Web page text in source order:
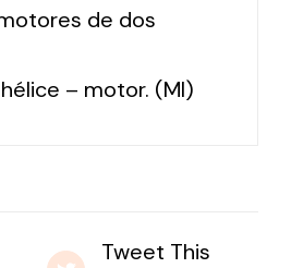
de dos
– motor. (MI)
Tweet This